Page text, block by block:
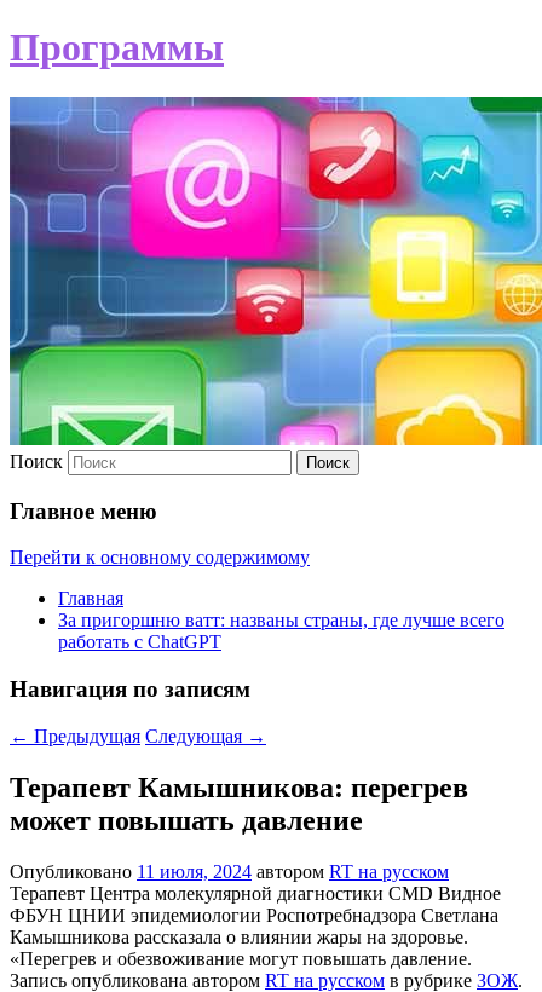
Программы
Поиск
Главное меню
Перейти к основному содержимому
Главная
За пригоршню ватт: названы страны, где лучше всего
работать с ChatGPT
Навигация по записям
← Предыдущая Следующая →
Терапевт Камышникова: перегрев
может повышать давление
Опубликовано 11 июля, 2024 автором RT на русском
Терапевт Центра молекулярной диагностики CMD Видное
ФБУН ЦНИИ эпидемиологии Роспотребнадзора Светлана
Камышникова рассказала о влиянии жары на здоровье.
«Перегрев и обезвоживание могут повышать давление.
Запись опубликована автором RT на русском в рубрике ЗОЖ.